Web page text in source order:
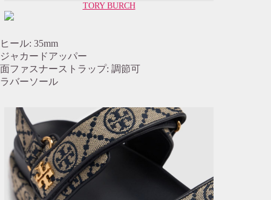
TORY BURCH
ヒール: 35mm
ジャカードアッパー
面ファスナーストラップ: 調節可
ラバーソール